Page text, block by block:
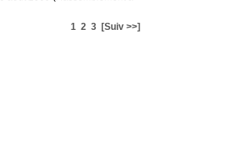
1 2 3 [Suiv >>]